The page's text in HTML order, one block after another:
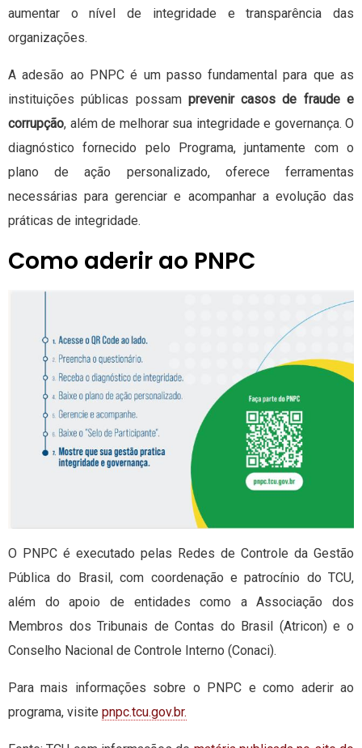
aumentar o nível de integridade e transparência das
organizações.
A adesão ao PNPC é um passo fundamental para que as
instituições públicas possamprevenir casos de fraude e
corrupção, além de melhorar sua integridade e governança. O
diagnóstico fornecido pelo Programa, juntamente com o
plano de ação personalizado, oferece ferramentas
necessárias para gerenciar e acompanhar a evolução das
práticas de integridade.
Como aderir ao PNPC
O PNPC é executado pelas Redes de Controle da Gestão
Pública do Brasil, com coordenação e patrocínio do TCU,
além do apoio de entidades como a Associação dos
Membros dos Tribunais de Contas do Brasil (Atricon) e o
Conselho Nacional de Controle Interno (Conaci).
Para mais informações sobre o PNPC e como aderir ao
programa, visite pnpc.tcu.gov.br.